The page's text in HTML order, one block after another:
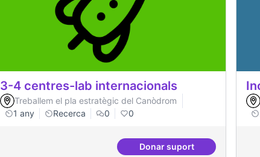
3-4 centres-lab internacionals
Treballem el pla estratègic del Canòdrom
1 any
Recerca 0 0
Donar suport3-4 centres-lab